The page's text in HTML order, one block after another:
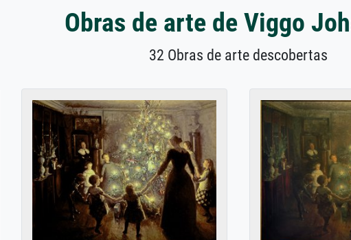
Obras de arte de Viggo
32 Obras de arte descobertas